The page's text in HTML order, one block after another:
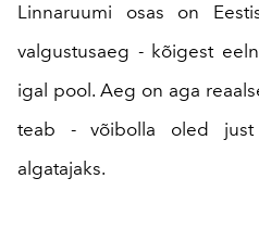
Linnaruumi osas on
valgustusaeg - kõigest
igal pool. Aeg on aga
teab - võibolla oled just
algatajaks.